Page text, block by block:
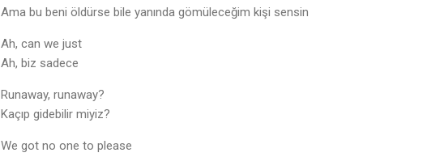
Ama bu beni öldürse bile yanında gömüleceğim kişi sensin
Ah, can we just
Ah, biz sadece
Runaway, runaway?
Kaçıp gidebilir miyiz?
We got no one to please